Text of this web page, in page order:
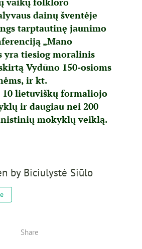
dainų šventėje
tarptautinę jaunimo
„Mano
yra tiesiog moralinis
Vydūno 150-osioms
ir kt.
10 lietuviškų formaliojo
ir daugiau nei 200
mokyklų veiklą.
by Biciulystė Siūlo
Share